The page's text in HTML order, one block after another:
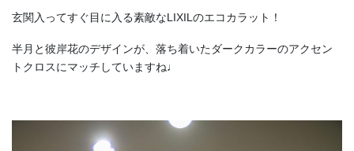
玄関入ってすぐ目に入る素敵なLIXILのエコカラット！
半月と彼岸花のデザインが、落ち着いたダークカラーのアクセン
トクロスにマッチしていますね♩